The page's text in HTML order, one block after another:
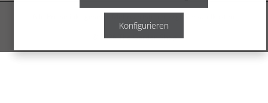
© 2026 The Garden Shop
Konfigurieren